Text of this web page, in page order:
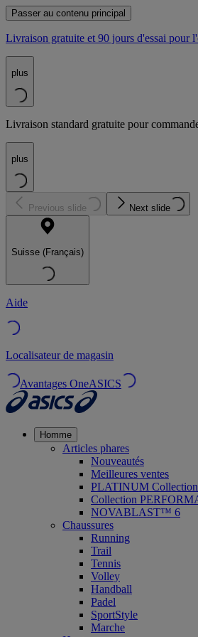
Passer au contenu principal
Livraison gratuite et 90 jours d'essai pour
plus
Livraison standard gratuite pour
plus
Previous slide Next slide
Suisse (Français)
Aide
Localisateur de magasin
Avantages OneASICS
Homme
Articles phares
Nouveautés
Meilleures ventes
PLATINUM Collection
Collection
NOVABLAST™ 6
Chaussures
Running
Trail
Tennis
Volley
Handball
Padel
SportStyle
Marche